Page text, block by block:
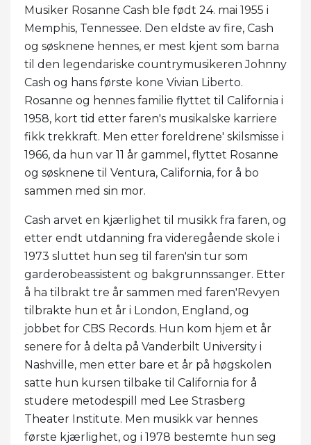
Musiker Rosanne Cash ble født 24. mai 1955 i
Memphis, Tennessee. Den eldste av fire, Cash
og søsknene hennes, er mest kjent som barna
til den legendariske countrymusikeren Johnny
Cash og hans første kone Vivian Liberto.
Rosanne og hennes familie flyttet til California i
1958, kort tid etter faren's musikalske karriere
fikk trekkraft. Men etter foreldrene' skilsmisse i
1966, da hun var 11 år gammel, flyttet Rosanne
og søsknene til Ventura, California, for å bo
sammen med sin mor.
Cash arvet en kjærlighet til musikk fra faren, og
etter endt utdanning fra videregående skole i
1973 sluttet hun seg til faren'sin tur som
garderobeassistent og bakgrunnssanger. Etter
å ha tilbrakt tre år sammen med faren'Revyen
tilbrakte hun et år i London, England, og
jobbet for CBS Records. Hun kom hjem et år
senere for å delta på Vanderbilt University i
Nashville, men etter bare et år på høgskolen
satte hun kursen tilbake til California for å
studere metodespill med Lee Strasberg
Theater Institute. Men musikk var hennes
første kjærlighet, og i 1978 bestemte hun seg